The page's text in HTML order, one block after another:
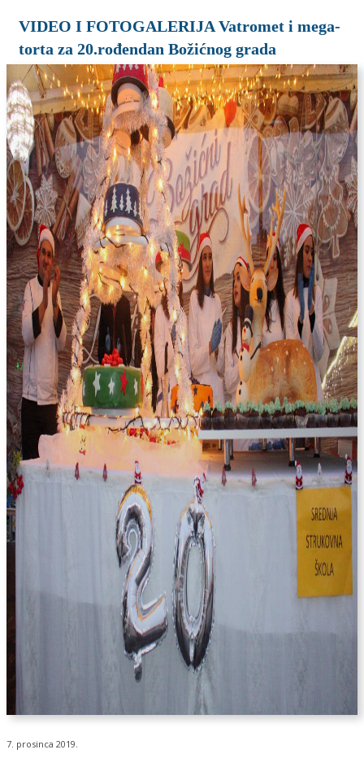
VIDEO I FOTOGALERIJA Vatromet i mega-
torta za 20.rođendan Božićnog grada
7. prosinca 2019.